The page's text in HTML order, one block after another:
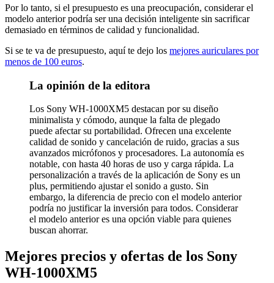
Por lo tanto, si el presupuesto es una preocupación, considerar el
modelo anterior podría ser una decisión inteligente sin sacrificar
demasiado en términos de calidad y funcionalidad.
Si se te va de presupuesto, aquí te dejo los mejores auriculares por
menos de 100 euros.
La opinión de la editora
Los Sony WH-1000XM5 destacan por su diseño
minimalista y cómodo, aunque la falta de plegado
puede afectar su portabilidad. Ofrecen una excelente
calidad de sonido y cancelación de ruido, gracias a sus
avanzados micrófonos y procesadores. La autonomía es
notable, con hasta 40 horas de uso y carga rápida. La
personalización a través de la aplicación de Sony es un
plus, permitiendo ajustar el sonido a gusto. Sin
embargo, la diferencia de precio con el modelo anterior
podría no justificar la inversión para todos. Considerar
el modelo anterior es una opción viable para quienes
buscan ahorrar.
Mejores precios y ofertas de los Sony
WH-1000XM5